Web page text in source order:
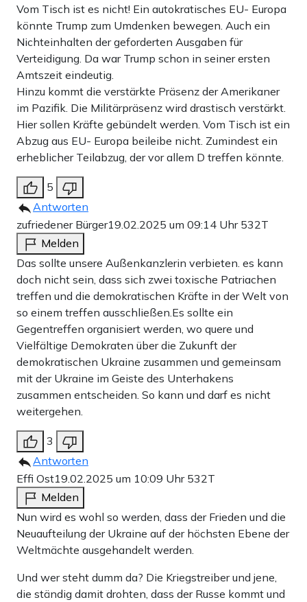
Vom Tisch ist es nicht! Ein autokratisches EU- Europa
könnte Trump zum Umdenken bewegen. Auch ein
Nichteinhalten der geforderten Ausgaben für
Verteidigung. Da war Trump schon in seiner ersten
Amtszeit eindeutig.
Hinzu kommt die verstärkte Präsenz der Amerikaner
im Pazifik. Die Militärpräsenz wird drastisch verstärkt.
Hier sollen Kräfte gebündelt werden. Vom Tisch ist ein
Abzug aus EU- Europa beileibe nicht. Zumindest ein
erheblicher Teilabzug, der vor allem D treffen könnte.
5
Antworten
zufriedener Bürger19.02.2025 um 09:14 Uhr 532T
Melden
Das sollte unsere Außenkanzlerin verbieten. es kann
doch nicht sein, dass sich zwei toxische Patriachen
treffen und die demokratischen Kräfte in der Welt von
so einem treffen ausschließen.Es sollte ein
Gegentreffen organisiert werden, wo quere und
Vielfältige Demokraten über die Zukunft der
demokratischen Ukraine zusammen und gemeinsam
mit der Ukraine im Geiste des Unterhakens
zusammen entscheiden. So kann und darf es nicht
weitergehen.
3
Antworten
Effi Ost19.02.2025 um 10:09 Uhr 532T
Melden
Nun wird es wohl so werden, dass der Frieden und die
Neuaufteilung der Ukraine auf der höchsten Ebene der
Weltmächte ausgehandelt werden.
Und wer steht dumm da? Die Kriegstreiber und jene,
die ständig damit drohten, dass der Russe kommt und